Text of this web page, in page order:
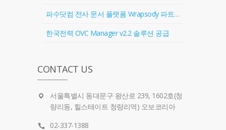
파수닷컴 전사 문서 플랫폼 Wrapsody 파트너 계약 체결
한국전력 OVC Manager v2.2 솔루션 공급
CONTACT US
서울특별시 동대문구 왕산로 239, 1602호(청
량리동, 힐스테이트 청량리역) 오보코리아
02-337-1388